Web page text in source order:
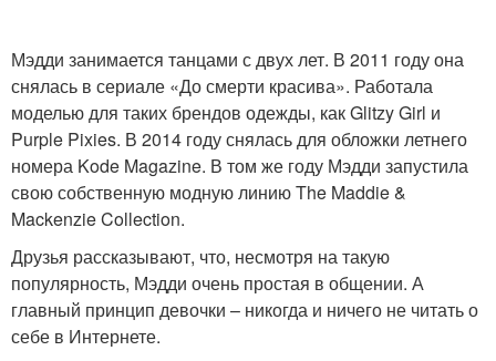
Мэдди занимается танцами с двух лет. В 2011 году она
снялась в сериале «До смерти красива». Работала
моделью для таких брендов одежды, как Glitzy Girl и
Purple Pixies. В 2014 году снялась для обложки летнего
номера Kode Magazine. В том же году Мэдди запустила
свою собственную модную линию The Maddie &
Mackenzie Collection.
Друзья рассказывают, что, несмотря на такую
популярность, Мэдди очень простая в общении. А
главный принцип девочки – никогда и ничего не читать о
себе в Интернете.